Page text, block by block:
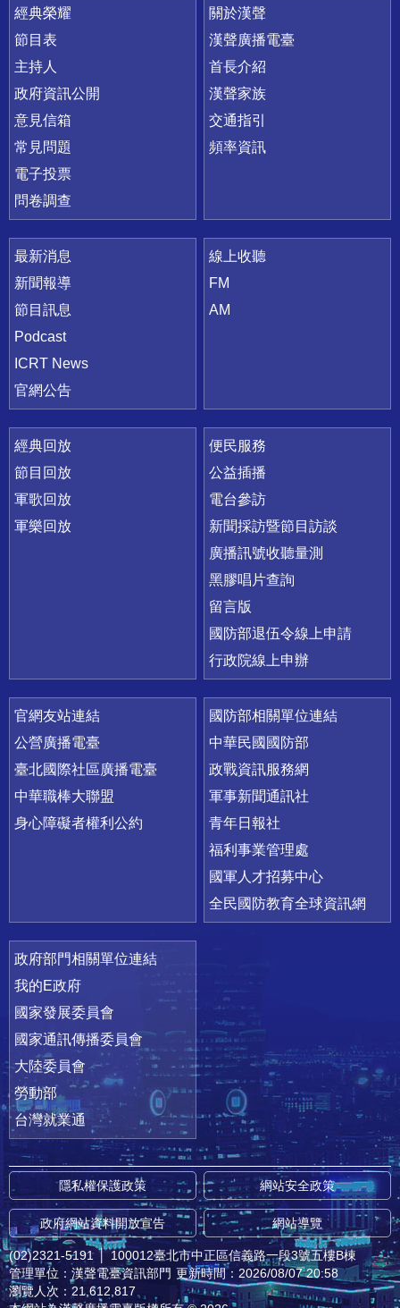
快速連結
經典榮耀
節目表
主持人
政府資訊公開
意見信箱
常見問題
電子投票
問卷調查
關於漢聲
漢聲廣播電臺
首長介紹
漢聲家族
交通指引
頻率資訊
最新消息
新聞報導
節目訊息
Podcast
ICRT News
官網公告
線上收聽
FM
AM
經典回放
節目回放
軍歌回放
軍樂回放
便民服務
公益插播
電台參訪
新聞採訪暨節目訪談
廣播訊號收聽量測
黑膠唱片查詢
留言版
國防部退伍令線上申請
行政院線上申辦
官網友站連結
公營廣播電臺
臺北國際社區廣播電臺
中華職棒大聯盟
身心障礙者權利公約
國防部相關單位連結
中華民國國防部
政戰資訊服務網
軍事新聞通訊社
青年日報社
福利事業管理處
國軍人才招募中心
全民國防教育全球資訊網
政府部門相關單位連結
我的E政府
國家發展委員會
國家通訊傳播委員會
大陸委員會
勞動部
台灣就業通
隱私權保護政策 網站安全政策
政府網站資料開放宣告 網站導覽
(02)2321-5191 │ 100012臺北市中正區信義路一段3號五樓B棟
管理單位：漢聲電臺資訊部門 更新時間：2026/08/07 20:58
瀏覽人次：21,612,817